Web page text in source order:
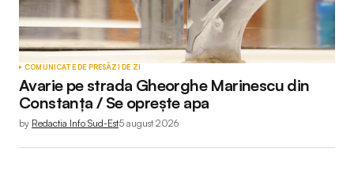
COMUNICATE DE PRESĂZI DE ZI
Avarie pe strada Gheorghe Marinescu din
Constanța / Se oprește apa
by Redactia Info Sud-Est5 august 2026